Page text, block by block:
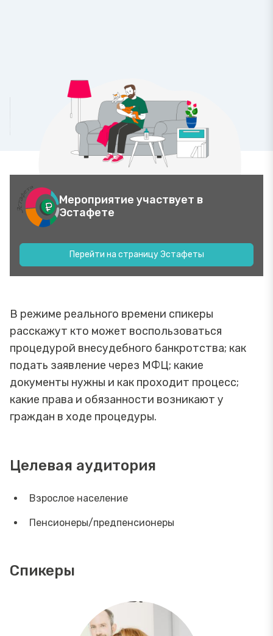
Мероприятие участвует в
Эстафете
Перейти на страницу Эстафеты
В режиме реального времени спикеры
расскажут кто может воспользоваться
процедурой внесудебного банкротства; как
подать заявление через МФЦ; какие
документы нужны и как проходит процесс;
какие права и обязанности возникают у
граждан в ходе процедуры.
Целевая аудитория
Взрослое население
Пенсионеры/предпенсионеры
Спикеры